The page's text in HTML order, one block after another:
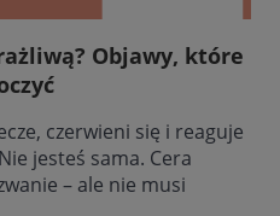
Objawy, które
czerwieni się i reaguje
jesteś sama. Cera
– ale nie musi